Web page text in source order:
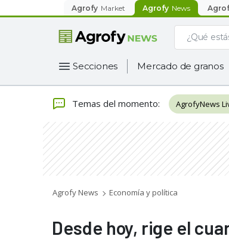
Agrofy Market Agrofy News
Secciones Mercado de granos
Temas del momento: AgrofyNews
Agrofy News Economía y política
Desde hoy, rige el